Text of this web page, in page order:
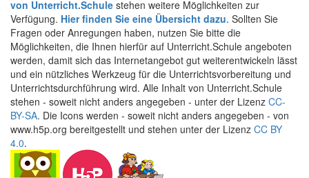
von Unterricht.Schule stehen weitere Möglichkeiten zur
Verfügung. Hier finden Sie eine Übersicht dazu. Sollten Sie
Fragen oder Anregungen haben, nutzen Sie bitte die
Möglichkeiten, die Ihnen hierfür auf Unterricht.Schule angeboten
werden, damit sich das Internetangebot gut weiterentwickeln lässt
und ein nützliches Werkzeug für die Unterrichtsvorbereitung und
Unterrichtsdurchführung wird. Alle Inhalt von Unterricht.Schule
stehen - soweit nicht anders angegeben - unter der Lizenz CC-
BY-SA. Die Icons werden - soweit nicht anders angegeben - von
www.h5p.org bereitgestellt und stehen unter der Lizenz CC BY
4.0.